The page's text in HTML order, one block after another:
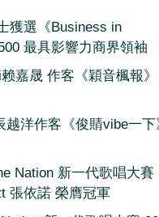
獲選《Business in
最具影響力商界領袖
嘉晟 作客《穎音楓報
越洋作客《俊䝼vibe一下
Nation 新一代歌唱大賽
張依諾 榮膺冠軍